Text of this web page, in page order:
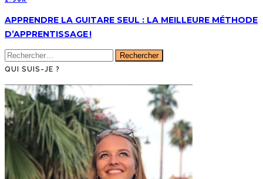
APPRENDRE LA GUITARE SEUL : LA MEILLEURE MÉTHODE
D’APPRENTISSAGE !
Rechercher :
QUI SUIS-JE ?